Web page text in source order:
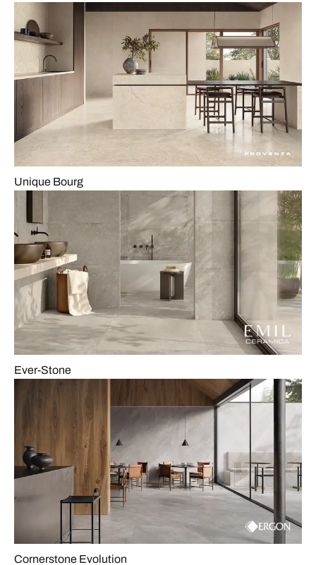
Unique Bourg
Ever-Stone
Cornerstone Evolution